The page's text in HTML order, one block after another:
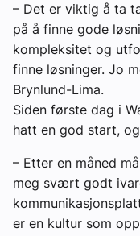
– Det er viktig å ta
på å finne gode
kompleksitet og
finne løsninger. Jo
Brynlund-Lima.
Siden første dag i
hatt en god start,
– Etter en måned
meg svært godt
er en kultur som